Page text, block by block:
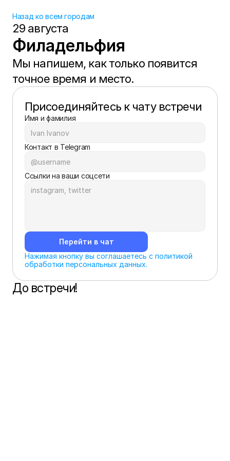
29 августа
Филадельфия
Мы напишем, как только появится
точное время и место.
Присоединяйтесь к чату встречи
Имя и фамилия
Контакт в Telegram
Ссылки на ваши соцсети
Перейти в чат
Нажимая кнопку вы соглашаетесь с политикой
обработки персональных данных.
Назад ко всем городам
До встречи!